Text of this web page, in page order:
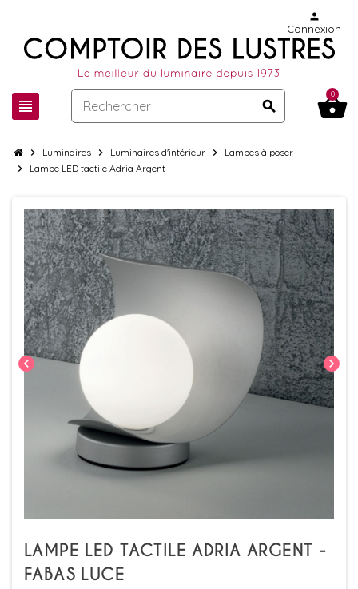
view_headline search
person
Connexion
shopping_basket
0
chevron_right Luminaires chevron_right Luminaires d'intérieur chevron_right Lampes à poser
chevron_right Lampe LED tactile Adria Argent
chevron_left chevron_right
LAMPE LED TACTILE ADRIA ARGENT -
FABAS LUCE